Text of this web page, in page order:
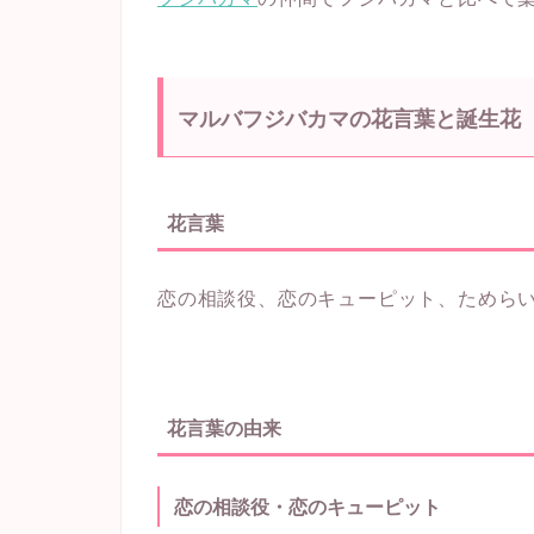
マルバフジバカマの花言葉と誕生花
花言葉
恋の相談役、恋のキューピット、ため
花言葉の由来
恋の相談役・恋のキューピット